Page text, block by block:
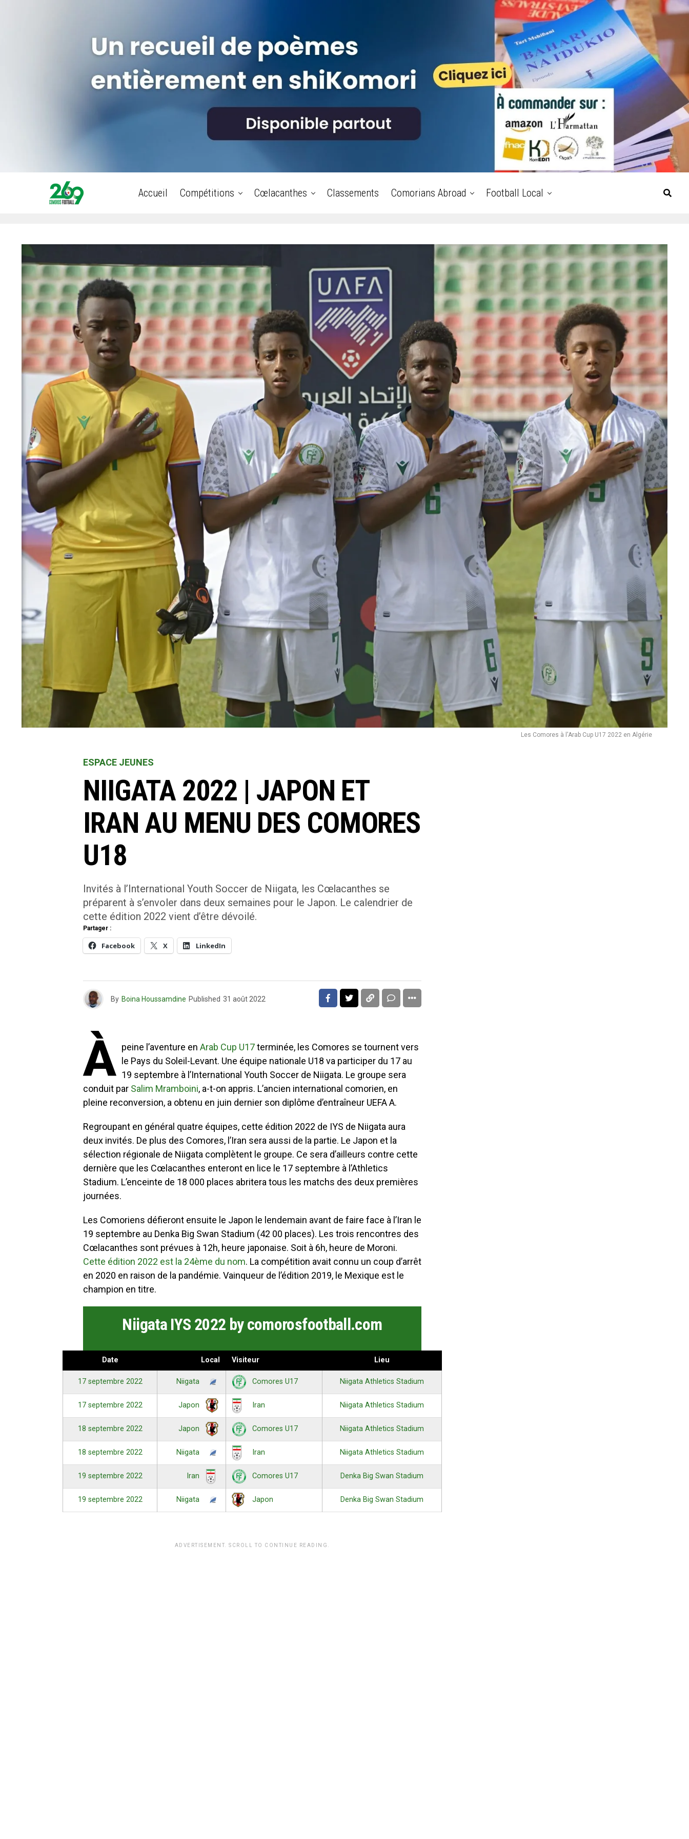
Accueil Compétitions Cœlacanthes Classements Comorians Abroad Football Local
Les Comores à l'Arab Cup U17 2022 en Algérie
ESPACE JEUNES
NIIGATA 2022 | JAPON ET
IRAN AU MENU DES COMORES
U18
Invités à l’International Youth Soccer de Niigata, les Cœlacanthes se
préparent à s’envoler dans deux semaines pour le Japon. Le calendrier de
cette édition 2022 vient d’être dévoilé.
Partager :
Facebook X LinkedIn
By Boina Houssamdine Published 31 août 2022
À peine l’aventure en Arab Cup U17terminée, les Comores se tournent vers
le Pays du Soleil-Levant. Une équipe nationale U18 va participer du 17 au
19 septembre à l’International Youth Soccer de Niigata. Le groupe sera
conduit par Salim Mramboini, a-t-on appris. L’ancien international comorien, en
pleine reconversion, a obtenu en juin dernier son diplôme d’entraîneur UEFA A.
Regroupant en général quatre équipes, cette édition 2022 de IYS de Niigata aura
deux invités. De plus des Comores, l’Iran sera aussi de la partie. Le Japon et la
sélection régionale de Niigata complètent le groupe. Ce sera d’ailleurs contre cette
dernière que les Cœlacanthes enteront en lice le 17 septembre à l’Athletics
Stadium. L’enceinte de 18 000 places abritera tous les matchs des deux premières
journées.
Les Comoriens défieront ensuite le Japon le lendemain avant de faire face à l’Iran le
19 septembre au Denka Big Swan Stadium (42 00 places). Les trois rencontres des
Cœlacanthes sont prévues à 12h, heure japonaise. Soit à 6h, heure de Moroni.
Cette édition 2022 est la 24ème du nom. La compétition avait connu un coup d’arrêt
en 2020 en raison de la pandémie. Vainqueur de l’édition 2019, le Mexique est le
champion en titre.
Niigata IYS 2022 by comorosfootball.com
Date Local Visiteur Lieu
17 septembre 2022 Niigata Comores U17 Niigata Athletics Stadium
17 septembre 2022 Japon Iran Niigata Athletics Stadium
18 septembre 2022 Japon Comores U17 Niigata Athletics Stadium
18 septembre 2022 Niigata Iran Niigata Athletics Stadium
19 septembre 2022 Iran Comores U17 Denka Big Swan Stadium
19 septembre 2022 Niigata Japon Denka Big Swan Stadium
ADVERTISEMENT. SCROLL TO CONTINUE READING.